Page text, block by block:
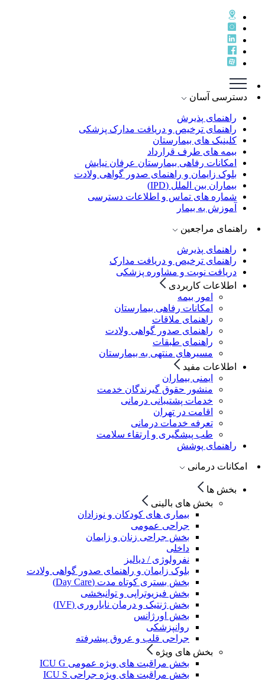
دسترسی آسان
راهنمای پذيرش
راهنمای ترخيص و دريافت مدارک پزشکی
کلینیک های بیمارستان
بیمه های طرف قرارداد
امکانات رفاهی بیمارستان عرفان نیایش
بلوک زایمان و راهنمای صدور گواهی ولادت
بیماران بین الملل (IPD)
شماره های تماس و اطلاعات دسترسی
آموزش به بیمار
راهنمای مراجعین
راهنمای پذیرش
راهنمای ترخیص و دریافت مدارک
دریافت نوبت و مشاوره پزشکی
اطلاعات کاربردی
امور بیمه
امکانات رفاهی بیمارستان
راهنمای ملاقات
راهنمای صدور گواهی ولادت
راهنمای طبقات
مسیرهای منتهی به بیمارستان
اطلاعات مفید
ایمنی بیماران
منشور حقوق گیرندگان خدمت
خدمات پشتیبانی درمانی
اقامت در تهران
تعرفه خدمات درمانی
طب پیشگیری و ارتقاء سلامت
راهنمای پوشش
امکانات درمانی
بخش ها
بخش های بالینی
بیماری های کودکان و نوزادان
جراحی عمومی
بخش جراحی زنان و زایمان
داخلی
نفرولوژی / دیالیز
بلوک زایمان و راهنمای صدور گواهی ولادت
بخش بستری کوتاه مدت (Day Care)
بخش فیزیوتراپی و توانبخشی
بخش ژنتیک و درمان ناباروری (IVF)
بخش اورژانس
روانپزشکی
جراحی قلب و عروق پیشرفته
بخش های ویژه
بخش مراقبت های ویژه عمومی ICU G
بخش مراقبت های ویژه جراحی ICU S